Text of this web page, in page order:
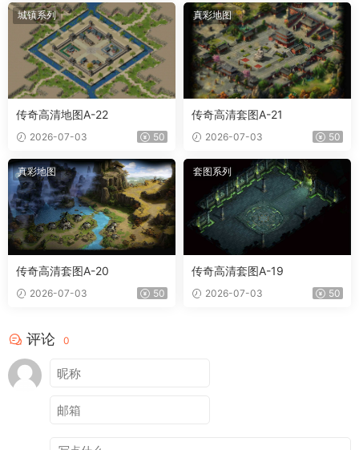
城镇系列
传奇高清地图A-22
2026-07-03 50
真彩地图
传奇高清套图A-21
2026-07-03 50
真彩地图
传奇高清套图A-20
2026-07-03 50
套图系列
传奇高清套图A-19
2026-07-03 50
评论 0